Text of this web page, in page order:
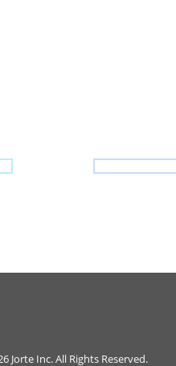
Jorte Inc.All Rights Reserved.